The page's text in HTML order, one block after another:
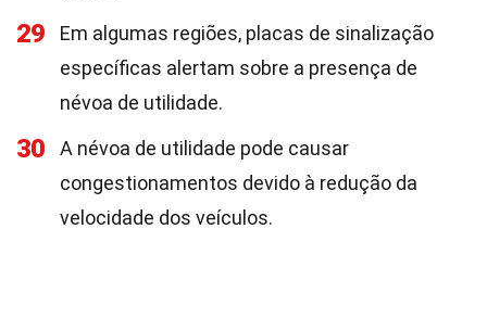
29
Em algumas regiões, placas de sinalização
específicas alertam sobre a presença de
névoa de utilidade.
30
A névoa de utilidade pode causar
congestionamentos devido à redução da
velocidade dos veículos.